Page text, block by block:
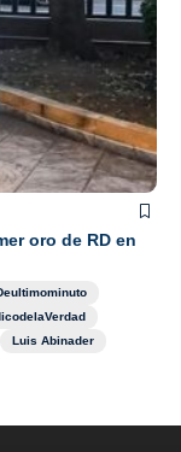
oro de RD en
Luis Abinader